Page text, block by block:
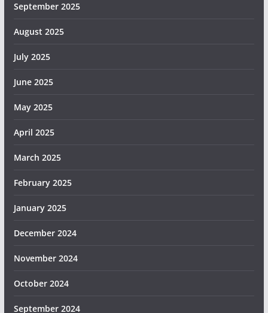
September 2025
August 2025
July 2025
June 2025
May 2025
April 2025
March 2025
February 2025
January 2025
December 2024
November 2024
October 2024
September 2024